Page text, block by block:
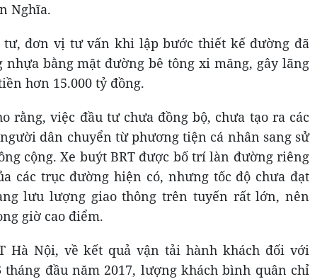
Nghĩa.
tư, đơn vị tư vấn khi lập bước thiết kế đường đã
bằng mặt đường bê tông xi măng, gây lãng
hơn 15.000 tỷ đồng.
rằng, việc đầu tư chưa đồng bộ, chưa tạo ra các
dân chuyển từ phương tiện cá nhân sang sử
cộng. Xe buýt BRT được bố trí làn đường riêng
các trục đường hiện có, nhưng tốc độ chưa đạt
lưu lượng giao thông trên tuyến rất lớn, nên
giờ cao điểm.
Hà Nội, về kết quả vận tải hành khách đối với
đầu năm 2017, lượng khách bình quân chỉ